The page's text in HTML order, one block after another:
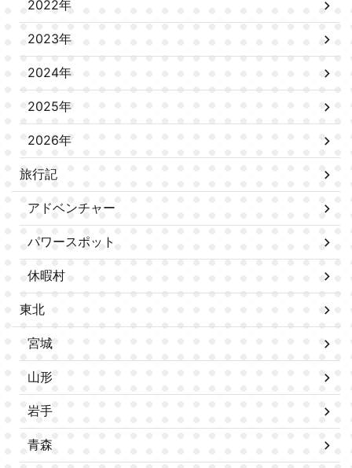
2022年
2023年
2024年
2025年
2026年
旅行記
アドベンチャー
パワースポット
休暇村
東北
宮城
山形
岩手
青森